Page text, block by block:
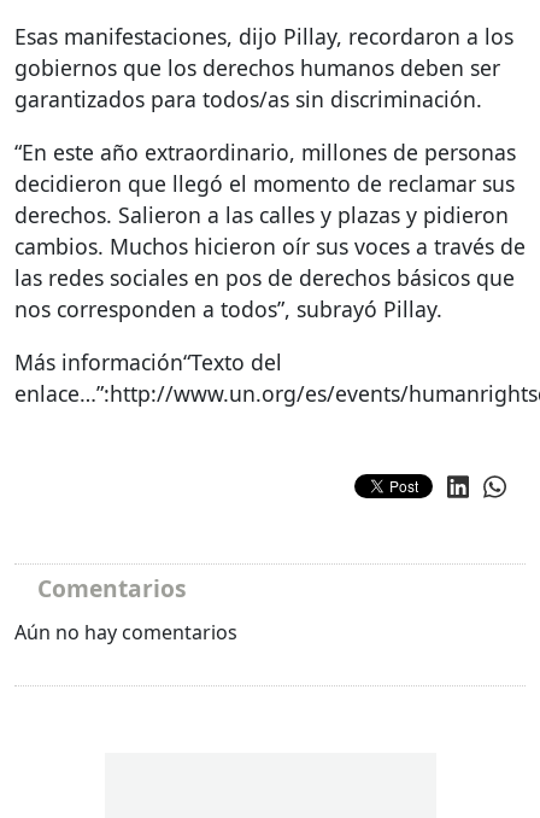
Esas manifestaciones, dijo Pillay, recordaron a los
gobiernos que los derechos humanos deben ser
garantizados para todos/as sin discriminación.
“En este año extraordinario, millones de personas
decidieron que llegó el momento de reclamar sus
derechos. Salieron a las calles y plazas y pidieron
cambios. Muchos hicieron oír sus voces a través de
las redes sociales en pos de derechos básicos que
nos corresponden a todos”, subrayó Pillay.
Más información“Texto del
enlace…”:http://www.un.org/es/events/
Comentarios
Aún no hay comentarios